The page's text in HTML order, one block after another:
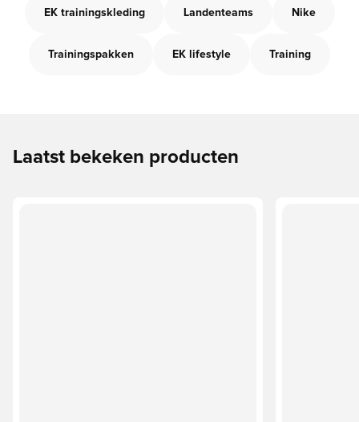
EK trainingskleding Landenteams Nike
Trainingspakken EK lifestyle Training
Laatst bekeken producten